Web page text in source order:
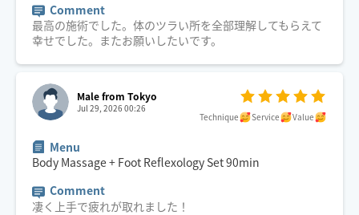
Comment
最高の施術でした。体のツラい所を全部理解してもらえて
幸せでした。またお願いしたいです。
Male from Tokyo
Jul 29, 2026 00:26
Technique Service Value
Menu
Body Massage + Foot Reflexology Set90min
Comment
凄く上手で疲れが取れました！